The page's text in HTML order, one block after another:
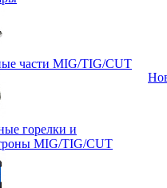
части MIG/TIG/CUT
горелки и
MIG/TIG/CUT